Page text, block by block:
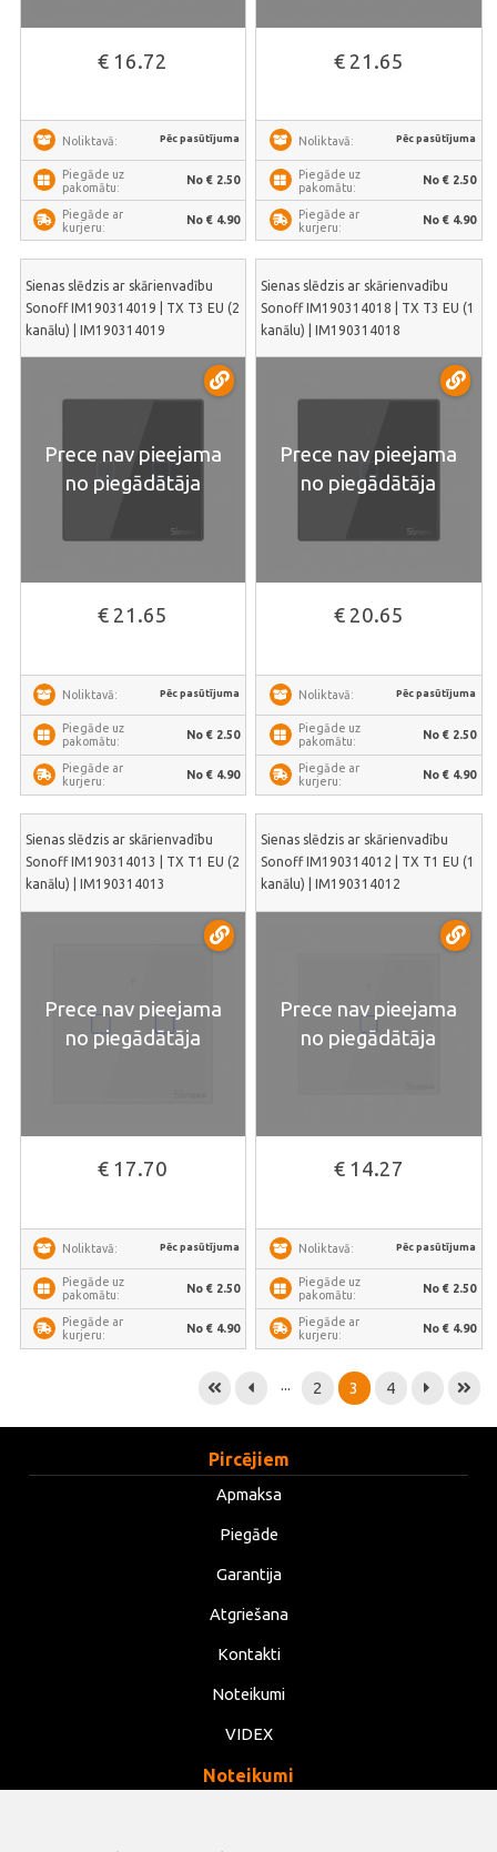
€ 16.72
Noliktavā: Pēc pasūtījuma
Piegāde uz
pakomātu:
No € 2.50
Piegāde ar
kurjeru:
No € 4.90
€ 21.65
Noliktavā: Pēc pasūtījuma
Piegāde uz
pakomātu:
No € 2.50
Piegāde ar
kurjeru:
No € 4.90
Sienas slēdzis ar skārienvadību
Sonoff IM190314019 | TX T3 EU (2
kanālu) | IM190314019
Prece nav pieejama
no piegādātāja
€ 21.65
Noliktavā: Pēc pasūtījuma
Piegāde uz
pakomātu:
No € 2.50
Piegāde ar
kurjeru:
No € 4.90
Sienas slēdzis ar skārienvadību
Sonoff IM190314018 | TX T3 EU (1
kanālu) | IM190314018
Prece nav pieejama
no piegādātāja
€ 20.65
Noliktavā: Pēc pasūtījuma
Piegāde uz
pakomātu:
No € 2.50
Piegāde ar
kurjeru:
No € 4.90
Sienas slēdzis ar skārienvadību
Sonoff IM190314013 | TX T1 EU (2
kanālu) | IM190314013
Prece nav pieejama
no piegādātāja
€ 17.70
Noliktavā: Pēc pasūtījuma
Piegāde uz
pakomātu:
No € 2.50
Piegāde ar
kurjeru:
No € 4.90
Sienas slēdzis ar skārienvadību
Sonoff IM190314012 | TX T1 EU (1
kanālu) | IM190314012
Prece nav pieejama
no piegādātāja
€ 14.27
Noliktavā: Pēc pasūtījuma
Piegāde uz
pakomātu:
No € 2.50
Piegāde ar
kurjeru:
No € 4.90
... 2 3 4
Pircējiem
Apmaksa
Piegāde
Garantija
Atgriešana
Kontakti
Noteikumi
VIDEX
Noteikumi